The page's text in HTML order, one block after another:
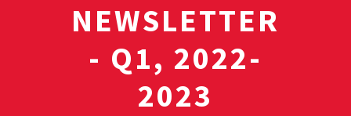
NEWSLETTER
- Q1, 2022-
2023